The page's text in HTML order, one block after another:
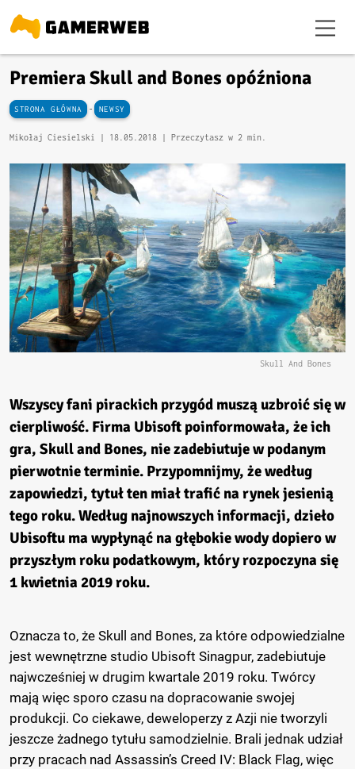
Premiera Skull and Bones opóźniona
STRONA GŁÓWNA - NEWSY
Mikołaj Ciesielski | 18.05.2018 | Przeczytasz w 2 min.
Skull And Bones
Wszyscy fani pirackich przygód muszą uzbroić się w
cierpliwość. Firma Ubisoft poinformowała, że ich
gra, Skull and Bones, nie zadebiutuje w podanym
pierwotnie terminie. Przypomnijmy, że według
zapowiedzi, tytuł ten miał trafić na rynek jesienią
tego roku. Według najnowszych informacji, dzieło
Ubisoftu ma wypłynąć na głębokie wody dopiero w
przyszłym roku podatkowym, który rozpoczyna się
1 kwietnia 2019 roku.
Oznacza to, że Skull and Bones, za które odpowiedzialne
jest wewnętrzne studio Ubisoft Sinagpur, zadebiutuje
najwcześniej w drugim kwartale 2019 roku. Twórcy
mają więc sporo czasu na dopracowanie swojej
produkcji. Co ciekawe, deweloperzy z Azji nie tworzyli
jeszcze żadnego tytułu samodzielnie. Brali jednak udział
przy pracach nad Assassin’s Creed IV: Black Flag, więc